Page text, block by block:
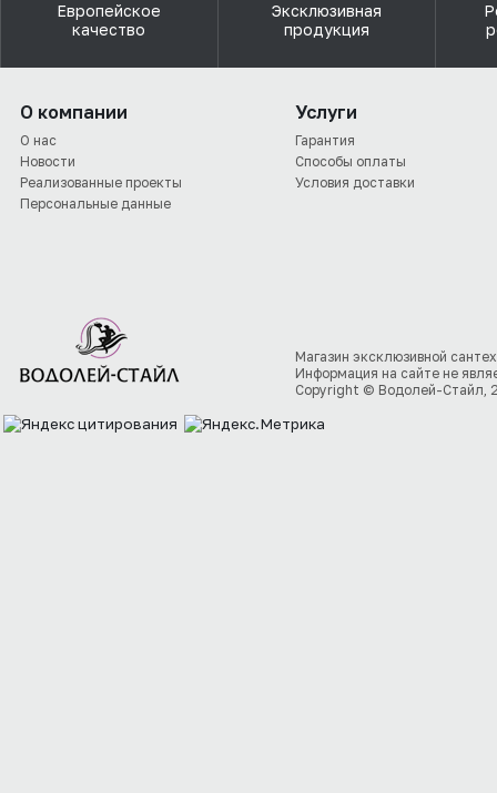
Европейское
качество
Эксклюзивная
продукция
О компании
О нас
Новости
Реализованные проекты
Персональные данные
Услуги
Гарантия
Способы оплаты
Условия доставки
Магазин эксклюзивной
Информация на сайте не
Copyright © Водолей-Стайл,